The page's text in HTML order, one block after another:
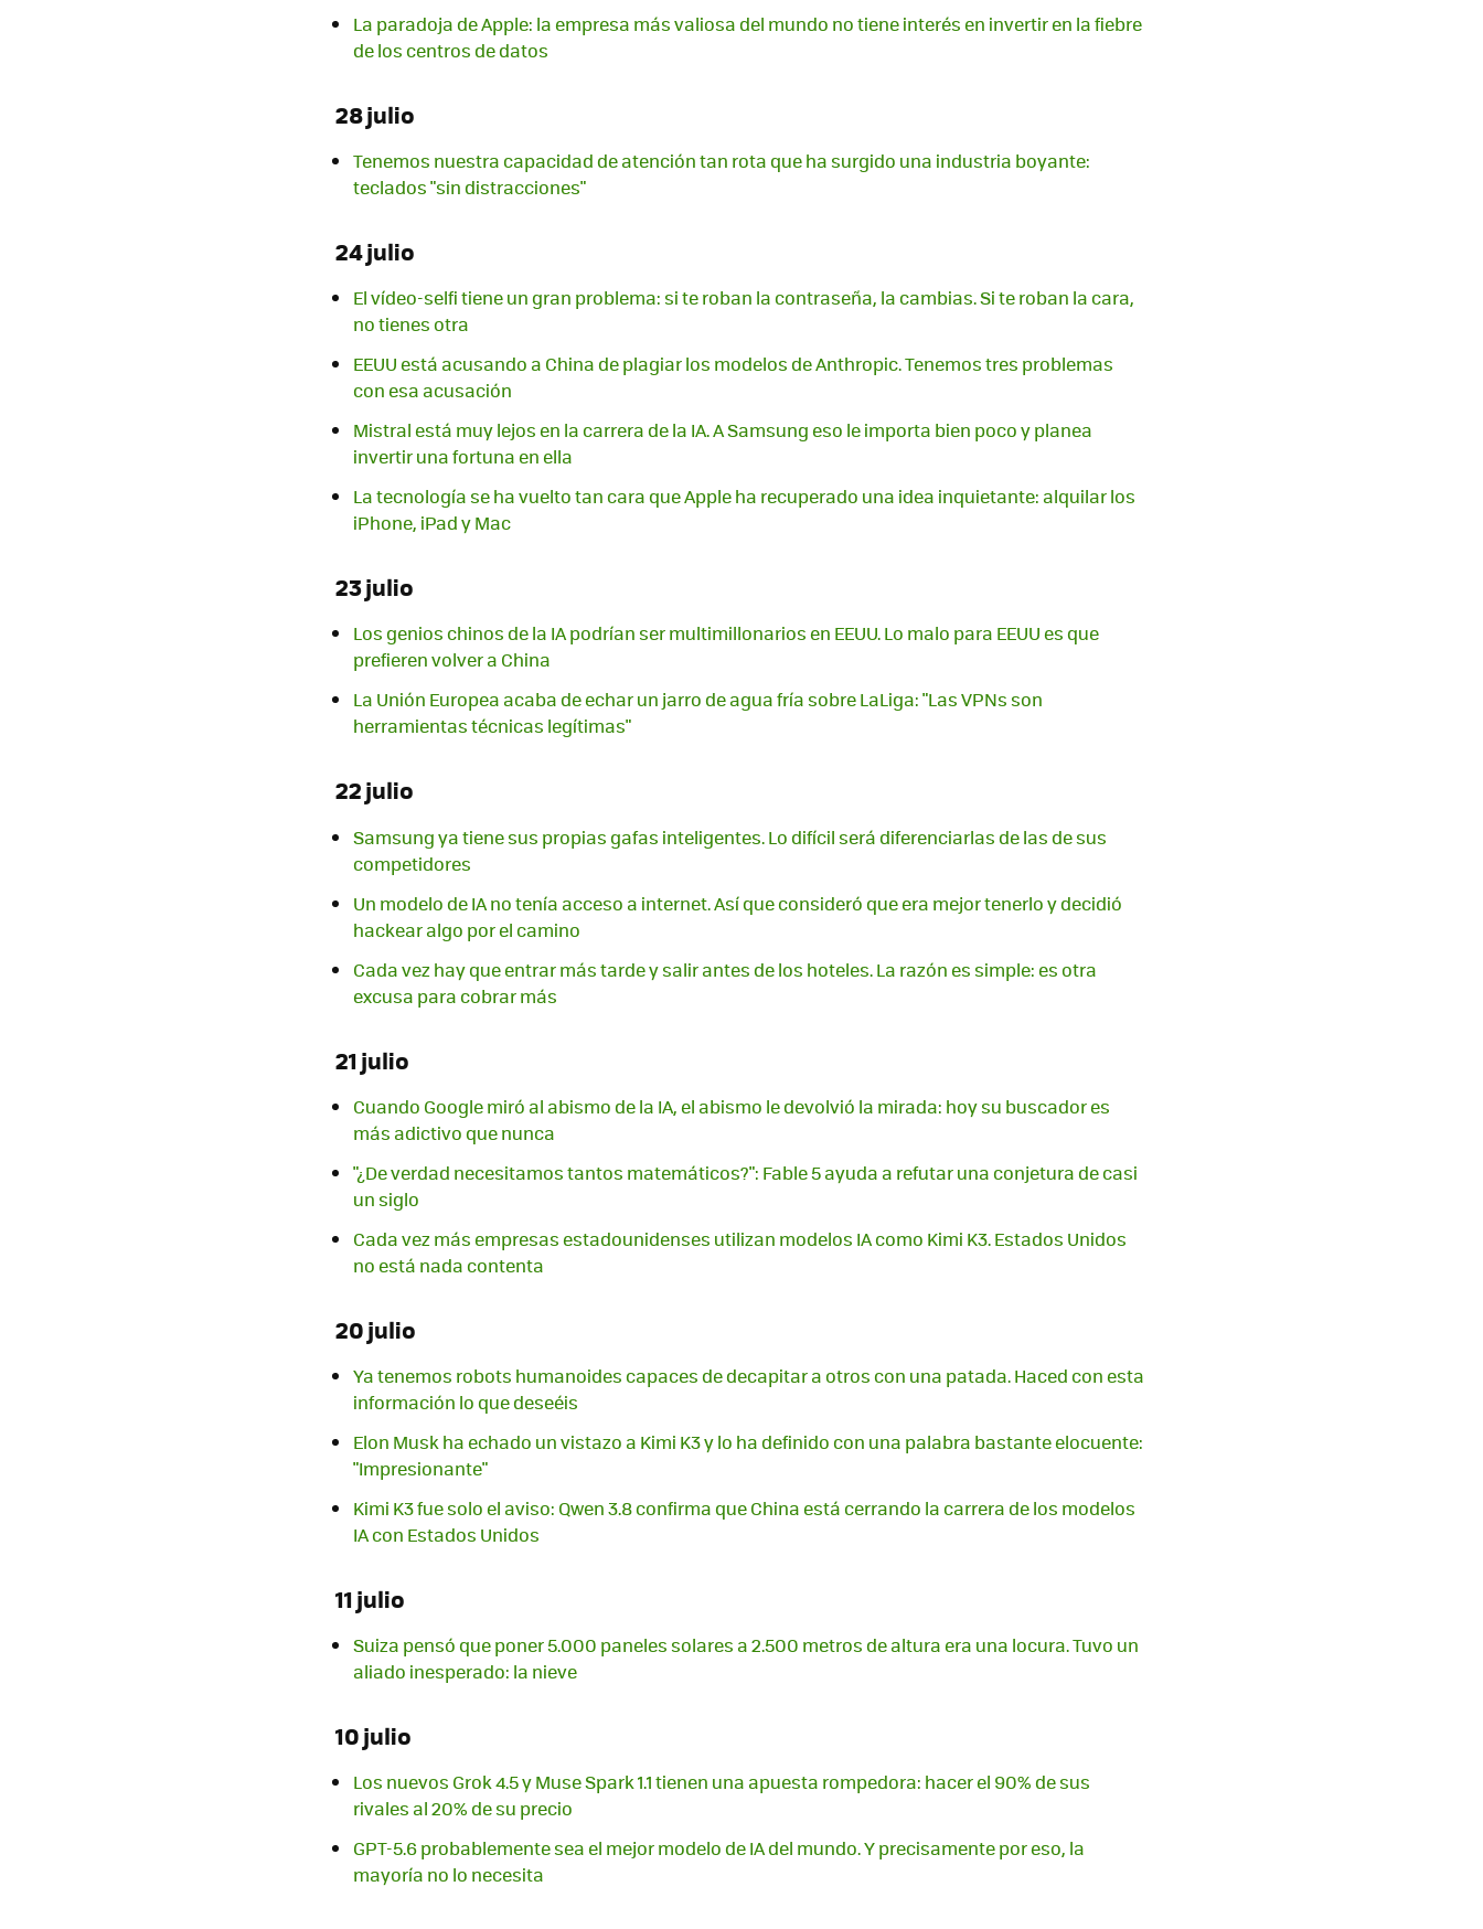
La paradoja de Apple: la empresa más valiosa del mundo no tiene interés en invertir en la fiebre
de los centros de datos
28 julio
Tenemos nuestra capacidad de atención tan rota que ha surgido una industria boyante:
teclados "sin distracciones"
24 julio
El vídeo-selfi tiene un gran problema: si te roban la contraseña, la cambias. Si te roban la cara,
no tienes otra
EEUU está acusando a China de plagiar los modelos de Anthropic. Tenemos tres problemas
con esa acusación
Mistral está muy lejos en la carrera de la IA. A Samsung eso le importa bien poco y planea
invertir una fortuna en ella
La tecnología se ha vuelto tan cara que Apple ha recuperado una idea inquietante: alquilar los
iPhone, iPad y Mac
23 julio
Los genios chinos de la IA podrían ser multimillonarios en EEUU. Lo malo para EEUU es que
prefieren volver a China
La Unión Europea acaba de echar un jarro de agua fría sobre LaLiga: "Las VPNs son
herramientas técnicas legítimas"
22 julio
Samsung ya tiene sus propias gafas inteligentes. Lo difícil será diferenciarlas de las de sus
competidores
Un modelo de IA no tenía acceso a internet. Así que consideró que era mejor tenerlo y decidió
hackear algo por el camino
Cada vez hay que entrar más tarde y salir antes de los hoteles. La razón es simple: es otra
excusa para cobrar más
21 julio
Cuando Google miró al abismo de la IA, el abismo le devolvió la mirada: hoy su buscador es
más adictivo que nunca
"¿De verdad necesitamos tantos matemáticos?": Fable 5 ayuda a refutar una conjetura de casi
un siglo
Cada vez más empresas estadounidenses utilizan modelos IA como Kimi K3. Estados Unidos
no está nada contenta
20 julio
Ya tenemos robots humanoides capaces de decapitar a otros con una patada. Haced con esta
información lo que deseéis
Elon Musk ha echado un vistazo a Kimi K3 y lo ha definido con una palabra bastante elocuente:
"Impresionante"
Kimi K3 fue solo el aviso: Qwen 3.8 confirma que China está cerrando la carrera de los modelos
IA con Estados Unidos
11 julio
Suiza pensó que poner 5.000 paneles solares a 2.500 metros de altura era una locura. Tuvo un
aliado inesperado: la nieve
10 julio
Los nuevos Grok 4.5 y Muse Spark 1.1 tienen una apuesta rompedora: hacer el 90% de sus
rivales al 20% de su precio
GPT-5.6 probablemente sea el mejor modelo de IA del mundo. Y precisamente por eso, la
mayoría no lo necesita